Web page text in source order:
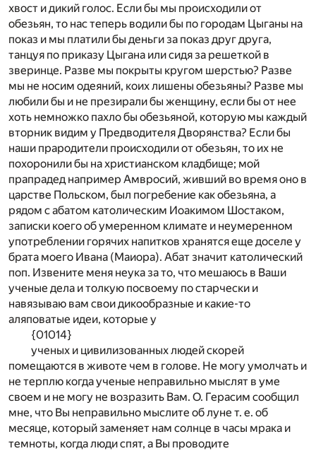
хвост и дикий голос. Если бы мы происходили от
обезьян, то нас теперь водили бы по городам Цыганы на
показ и мы платили бы деньги за показ друг друга,
танцуя по приказу Цыгана или сидя за решеткой в
зверинце. Разве мы покрыты кругом шерстью? Разве
мы не носим одеяний, коих лишены обезьяны? Разве мы
любили бы и не презирали бы женщину, если бы от нее
хоть немножко пахло бы обезьяной, которую мы каждый
вторник видим у Предводителя Дворянства? Если бы
наши прародители происходили от обезьян, то их не
похоронили бы на христианском кладбище; мой
прапрадед например Амвросий, живший во время оно в
царстве Польском, был погребение как обезьяна, а
рядом с абатом католическим Иоакимом Шостаком,
записки коего об умеренном климате и неумеренном
употреблении горячих напитков хранятся еще доселе у
брата моего Ивана (Маиора). Абат значит католический
поп. Извените меня неука за то, что мешаюсь в Ваши
ученые дела и толкую посвоему по старчески и
навязываю вам свои дикообразные и какие-то
аляповатые идеи, которые у
{01014}
ученых и цивилизованных людей скорей
помещаются в животе чем в голове. Не могу умолчать и
не терплю когда ученые неправильно мыслят в уме
своем и не могу не возразить Вам. О. Герасим сообщил
мне, что Вы неправильно мыслите об луне т. е. об
месяце, который заменяет нам солнце в часы мрака и
темноты, когда люди спят, а Вы проводите